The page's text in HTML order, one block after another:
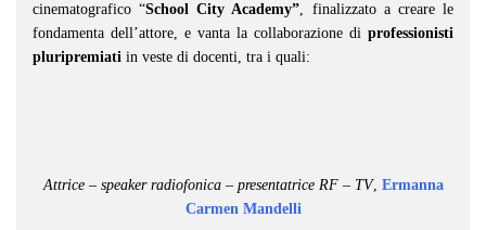
cinematografico “School City Academy”, finalizzato a creare le
fondamenta dell’attore, e vanta la collaborazione di professionisti
pluripremiati in veste di docenti, tra i quali:
Attrice – speaker radiofonica – presentatrice RF – TV, Ermanna
Carmen Mandelli